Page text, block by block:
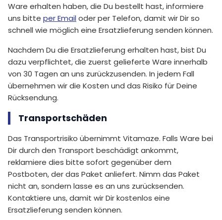
Ware erhalten haben, die Du bestellt hast, informiere
uns bitte per Emailoder per Telefon, damit wir Dir so
schnell wie möglich eine Ersatzlieferung senden können.
Nachdem Du die Ersatzlieferung erhalten hast, bist Du
dazu verpflichtet, die zuerst gelieferte Ware innerhalb
von 30 Tagen an uns zurückzusenden. In jedem Fall
übernehmen wir die Kosten und das Risiko für Deine
Rücksendung.
Transportschäden
Das Transportrisiko übernimmt Vitamaze. Falls Ware bei
Dir durch den Transport beschädigt ankommt,
reklamiere dies bitte sofort gegenüber dem
Postboten, der das Paket anliefert. Nimm das Paket
nicht an, sondern lasse es an uns zurücksenden.
Kontaktiere uns, damit wir Dir kostenlos eine
Ersatzlieferung senden können.